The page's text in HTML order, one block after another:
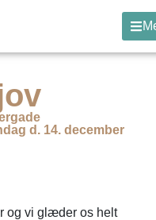
d. 14. december
og vi glæder os helt